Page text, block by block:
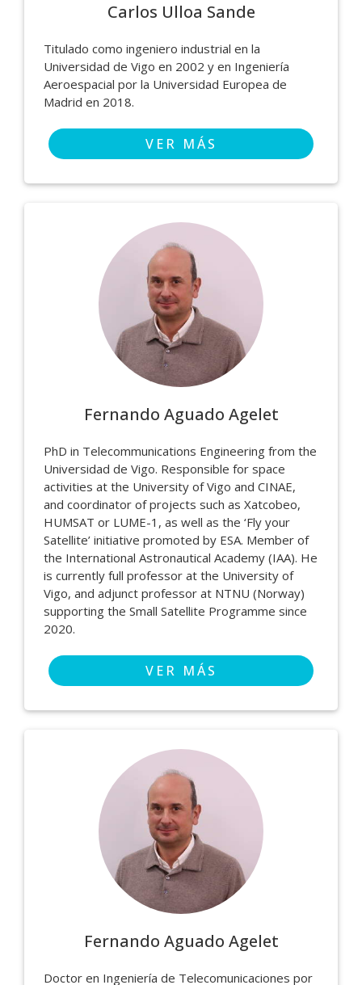
Carlos Ulloa Sande
Titulado como ingeniero industrial en la
Universidad de Vigo en 2002 y en Ingeniería
Aeroespacial por la Universidad Europea de
Madrid en 2018.
VER MÁS
Fernando Aguado Agelet
PhD in Telecommunications Engineering from the
Universidad de Vigo. Responsible for space
activities at the University of Vigo and CINAE,
and coordinator of projects such as Xatcobeo,
HUMSAT or LUME-1, as well as the ‘Fly your
Satellite’ initiative promoted by ESA. Member of
the International Astronautical Academy (IAA). He
is currently full professor at the University of
Vigo, and adjunct professor at NTNU (Norway)
supporting the Small Satellite Programme since
2020.
VER MÁS
Fernando Aguado Agelet
Doctor en Ingeniería de Telecomunicaciones por